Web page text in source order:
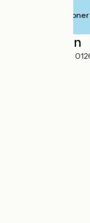
Téléphoner
Localisation
134, Rue de l'Église